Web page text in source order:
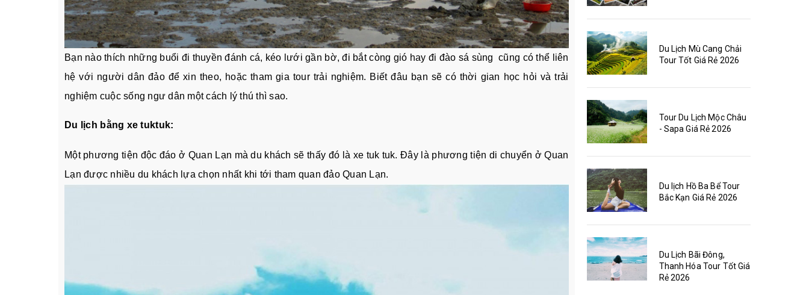
Bạn nào thích những buổi đi thuyền đánh cá, kéo lưới gần bờ, đi bắt còng gió hay đi đào sá sùng cũng có thể liên
hệ với người dân đảo để xin theo, hoặc tham gia tour trải nghiệm. Biết đâu bạn sẽ có thời gian học hỏi và trải
nghiệm cuộc sống ngư dân một cách lý thú thì sao.
Du lịch bằng xe tuktuk:
Một phương tiện độc đáo ở Quan Lạn mà du khách sẽ thấy đó là xe tuk tuk. Đây là phương tiện di chuyển ở Quan
Lạn được nhiều du khách lựa chọn nhất khi tới tham quan đảo Quan Lạn.
Du Lịch Mù Cang Chải
Tour Tốt Giá Rẻ 2026
Tour Du Lịch Mộc Châu
- Sapa Giá Rẻ 2026
Du lịch Hồ Ba Bể Tour
Bắc Kạn Giá Rẻ 2026
Du Lịch Bãi Đông,
Thanh Hóa Tour Tốt Giá
Rẻ 2026